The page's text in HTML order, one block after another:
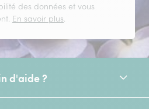
des données et vous
En savoir plus.
d'aide ?